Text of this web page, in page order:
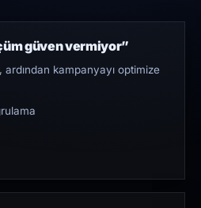
güven vermiyor”
ardından kampanyayı optimize